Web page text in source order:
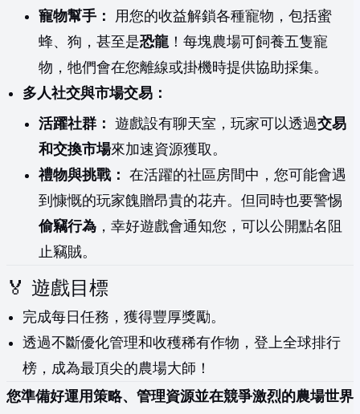
寵物幫手：
用您的收益解鎖各種寵物，包括蜜
蜂、狗，甚至是恐龍！每塊農場可飼養五隻寵
物，牠們會在您離線或掛機時提供協助採集。
多人社交與市場交易：
活躍社群： 遊戲設有聊天室，玩家可以透過交易
和交換市場來加速資源獲取。
禮物與挑戰： 在活躍的社區房間中，您可能會遇
到慷慨的玩家餽贈昂貴的花卉。但同時也要警惕
偷竊行為 ，幸好遊戲會通知您，可以公開點名阻
止竊賊。
🏅 遊戲目標
完成每日任務，獲得豐厚獎勵。
透過不斷優化管理和收穫稀有作物，登上全球排行
榜，成為最頂尖的農場大師！
您準備好運用策略、管理資源並在競爭激烈的農場世界